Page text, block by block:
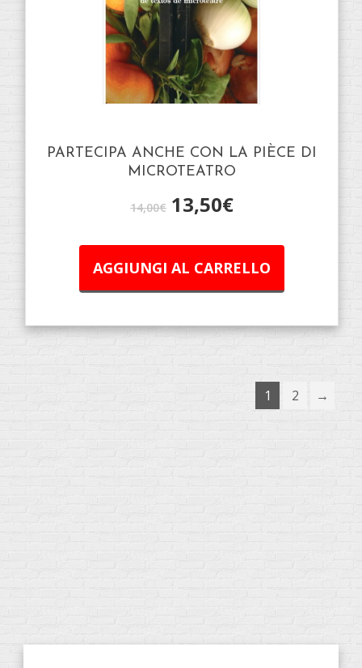
PARTECIPA ANCHE CON LA PIÈCE DI
MICROTEATRO
14,00€ 13,50€
AGGIUNGI AL CARRELLO
1 2 →